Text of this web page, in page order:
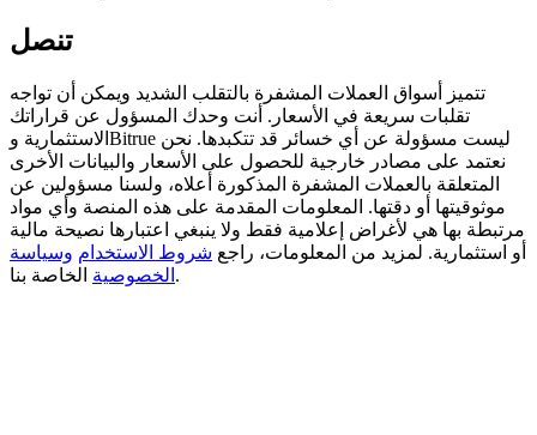
Exclusive for BitMart Users
Register & Trade to Win 500,000 USDT
تنصل
تتميز أسواق العملات المشفرة بالتقلب الشديد ويمكن أن تواجه
تقلبات سريعة في الأسعار. أنت وحدك المسؤول عن قراراتك
الاستثمارية وBitrue ليست مسؤولة عن أي خسائر قد تتكبدها. نحن
نعتمد على مصادر خارجية للحصول على الأسعار والبيانات الأخرى
المتعلقة بالعملات المشفرة المذكورة أعلاه، ولسنا مسؤولين عن
موثوقيتها أو دقتها. المعلومات المقدمة على هذه المنصة وأي مواد
مرتبطة بها هي لأغراض إعلامية فقط ولا ينبغي اعتبارها نصيحة مالية
أو استثمارية. لمزيد من المعلومات، راجع شروط الاستخدام وسياسة
الخصوصية الخاصة بنا.